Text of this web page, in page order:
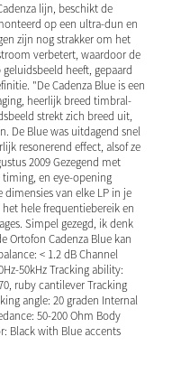
lijn, beschikt de
op een ultra-dun en
zijn nog strakker om het
verbetert, waardoor de
heeft, gepaard
"De Cadenza Blue is een
heerlijk breed timbral-
strekt zich breed uit,
De Blue was uitdagend snel
resonerend effect, alsof ze
2009 Gezegend met
en eye-opening
dimensies van elke LP in je
hele frequentiebereik en
Simpel gezegd, ik denk
Ortofon Cadenza Blue kan
< 1.2 dB Channel
50kHz Tracking ability:
ruby cantilever Tracking
angle: 20 graden Internal
50-200 Ohm Body
Black with Blue accents